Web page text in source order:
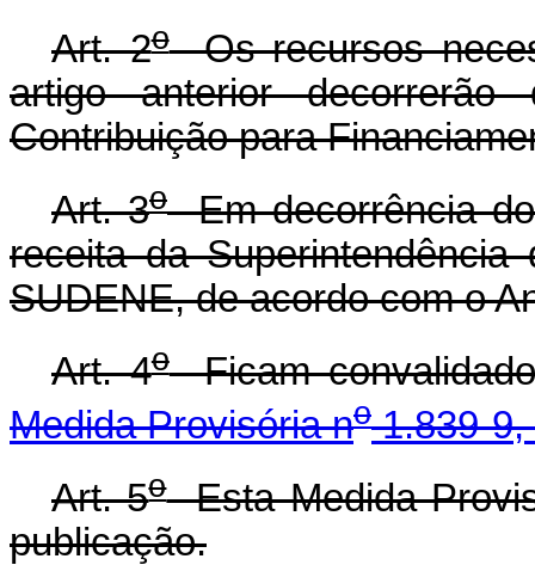
Art. 2oOs recursos
artigo anterior
Contribuição para
Art. 3oEm decorrência
receita da
SUDENE, de acordo com o
Art. 4oFicam
Medida Provisória no1.839-9,
Art. 5oEsta Medida
publicação.